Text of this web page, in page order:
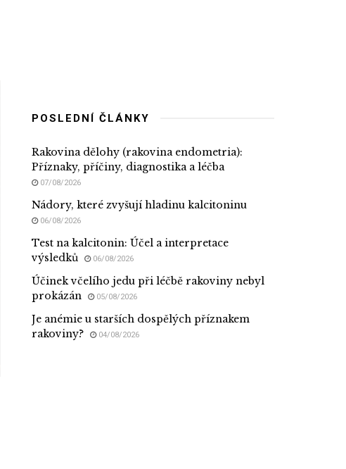
POSLEDNÍ ČLÁNKY
Rakovina dělohy (rakovina endometria):
Příznaky, příčiny, diagnostika a léčba
07/08/2026
Nádory, které zvyšují hladinu kalcitoninu
06/08/2026
Test na kalcitonin: Účel a interpretace
výsledků
06/08/2026
Účinek včelího jedu při léčbě rakoviny nebyl
prokázán
05/08/2026
Je anémie u starších dospělých příznakem
rakoviny?
04/08/2026